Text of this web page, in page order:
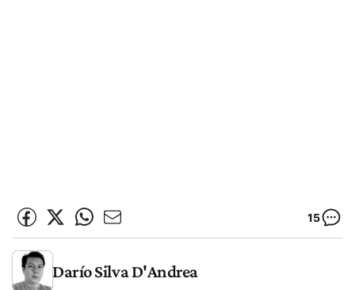
15
Darío Silva D'Andrea